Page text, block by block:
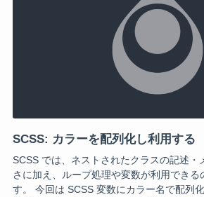
SCSS: カラーを配列化し利用する
SCSS では、ネストされたクラスの記述・
さに加え、ループ処理や変数が利用できる
す。 今回は SCSS 変数にカラー名で配列